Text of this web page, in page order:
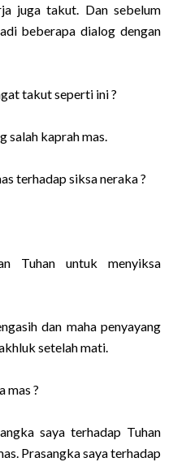
juga takut. Dan sebelum
beberapa dialog dengan
takut seperti ini ?
salah kaprah mas.
terhadap siksa neraka ?
Tuhan untuk menyiksa
dan maha penyayang
setelah mati.
mas ?
saya terhadap Tuhan
Prasangka saya terhadap